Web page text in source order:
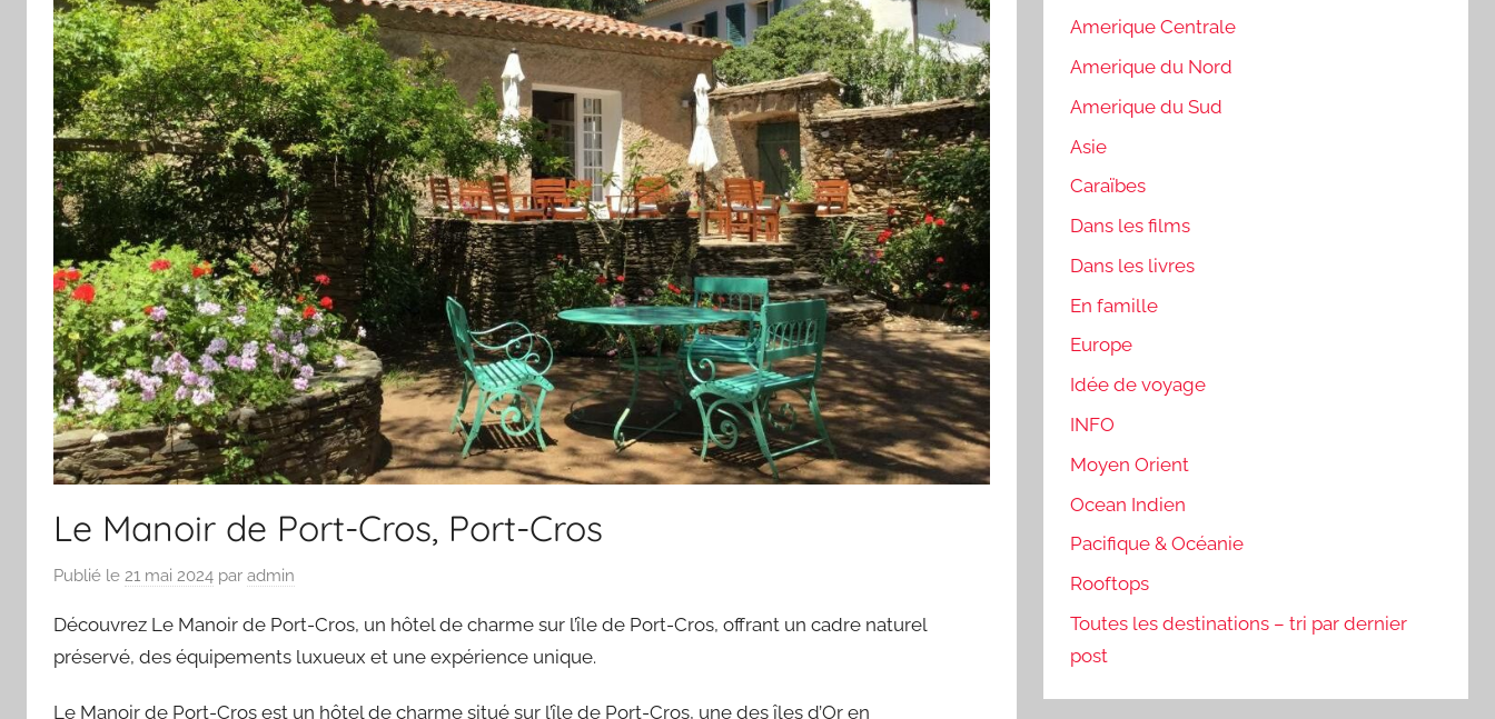
Le Manoir de Port-Cros, Port-Cros
Publié le 21 mai 2024 par admin
Découvrez Le Manoir de Port-Cros, un hôtel de charme sur l’île de Port-Cros, offrant un cadre naturel
préservé, des équipements luxueux et une expérience unique.
Le Manoir de Port-Cros est un hôtel de charme situé sur l’île de Port-Cros, une des îles d’Or en
Amerique Centrale
Amerique du Nord
Amerique du Sud
Asie
Caraïbes
Dans les films
Dans les livres
En famille
Europe
Idée de voyage
INFO
Moyen Orient
Ocean Indien
Pacifique & Océanie
Rooftops
Toutes les destinations – tri par dernier
post